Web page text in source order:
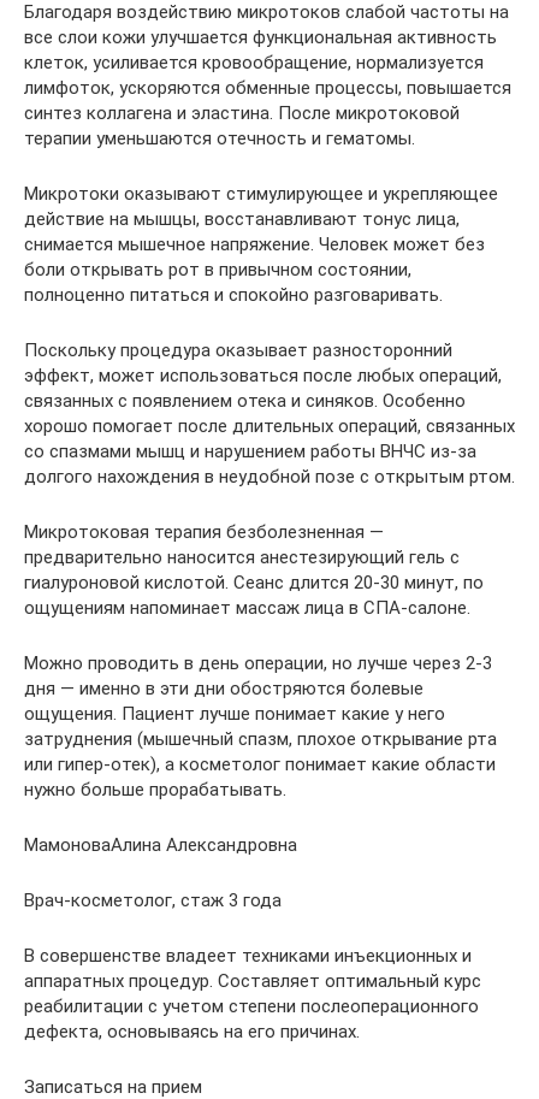
Благодаря воздействию микротоков слабой частоты на
все слои кожи улучшается функциональная активность
клеток, усиливается кровообращение, нормализуется
лимфоток, ускоряются обменные процессы, повышается
синтез коллагена и эластина. После микротоковой
терапии уменьшаются отечность и гематомы.
Микротоки оказывают стимулирующее и укрепляющее
действие на мышцы, восстанавливают тонус лица,
снимается мышечное напряжение. Человек может без
боли открывать рот в привычном состоянии,
полноценно питаться и спокойно разговаривать.
Поскольку процедура оказывает разносторонний
эффект, может использоваться после любых операций,
связанных с появлением отека и синяков. Особенно
хорошо помогает после длительных операций, связанных
со спазмами мышц и нарушением работы ВНЧС из-за
долгого нахождения в неудобной позе с открытым ртом.
Микротоковая терапия безболезненная —
предварительно наносится анестезирующий гель с
гиалуроновой кислотой. Сеанс длится 20-30 минут, по
ощущениям напоминает массаж лица в СПА-салоне.
Можно проводить в день операции, но лучше через 2-3
дня — именно в эти дни обостряются болевые
ощущения. Пациент лучше понимает какие у него
затруднения (мышечный спазм, плохое открывание рта
или гипер-отек), а косметолог понимает какие области
нужно больше прорабатывать.
МамоноваАлина Александровна
Врач-косметолог, стаж 3 года
В совершенстве владеет техниками инъекционных и
аппаратных процедур. Составляет оптимальный курс
реабилитации с учетом степени послеоперационного
дефекта, основываясь на его причинах.
Записаться на прием